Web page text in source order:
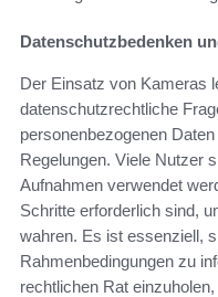
Datenschutzbedenken
Der Einsatz von Kameras
datenschutzrechtliche
personenbezogenen
Regelungen. Viele Nutzer
Aufnahmen verwendet
Schritte erforderlich sind,
wahren. Es ist essenziell,
Rahmenbedingungen zu
rechtlichen Rat